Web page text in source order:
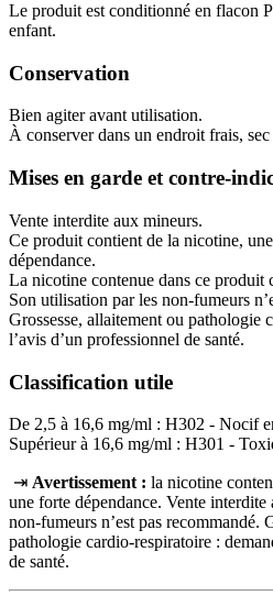
Le produit est conditionné en flacon
enfant.
Conservation
Bien agiter avant utilisation.
À conserver dans un endroit frais,
Mises en garde et contre-
Vente interdite aux mineurs.
Ce produit contient de la nicotine,
dépendance.
La nicotine contenue dans ce produit
Son utilisation par les non-fumeurs
Grossesse, allaitement ou pathologie
l’avis d’un professionnel de santé.
Classification utile
De 2,5 à 16,6 mg/ml : H302 - Nocif
Supérieur à 16,6 mg/ml : H301 -
⇥ Avertissement : la nicotine
une forte dépendance. Vente interdite
non‑fumeurs n’est pas recommandé.
pathologie cardio‑respiratoire :
de santé.